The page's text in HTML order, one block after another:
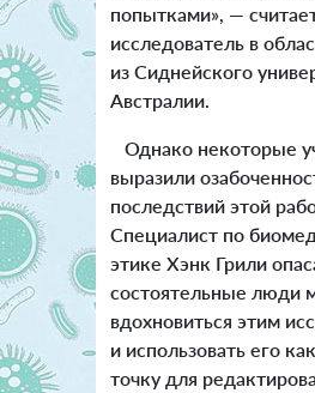
попытками», —
исследователь в
из Сиднейского
Австралии.
Однако некоторые
выразили
последствий этой
Специалист по
этике Хэнк Грили
состоятельные люди
вдохновиться этим
и использовать его
точку для